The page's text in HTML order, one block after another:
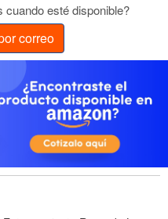
cuando esté disponible?
correo